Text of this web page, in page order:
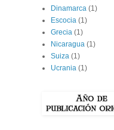
Dinamarca (1)
Escocia (1)
Grecia (1)
Nicaragua (1)
Suiza (1)
Ucrania (1)